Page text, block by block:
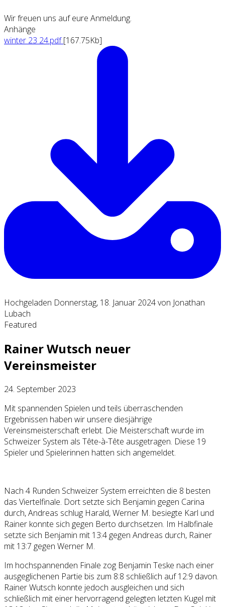
Wir freuen uns auf eure Anmeldung.
Anhänge
winter 23 24.pdf[167.75Kb]
Hochgeladen Donnerstag, 18. Januar 2024 von Jonathan
Lubach
Featured
Rainer Wutsch neuer
Vereinsmeister
24. September 2023
Mit spannenden Spielen und teils überraschenden
Ergebnissen haben wir unsere diesjährige
Vereinsmeisterschaft erlebt. Die Meisterschaft wurde im
Schweizer System als Tête-à-Tête ausgetragen. Diese 19
Spieler und Spielerinnen hatten sich angemeldet.
Nach 4 Runden Schweizer System erreichten die 8 besten
das Viertelfinale. Dort setzte sich Benjamin gegen Carina
durch, Andreas schlug Harald, Werner M. besiegte Karl und
Rainer konnte sich gegen Berto durchsetzen. Im Halbfinale
setzte sich Benjamin mit 13:4 gegen Andreas durch, Rainer
mit 13:7 gegen Werner M.
Im hochspannenden Finale zog Benjamin Teske nach einer
ausgeglichenen Partie bis zum 8:8 schließlich auf 12:9 davon.
Rainer Wutsch konnte jedoch ausgleichen und sich
schließlich mit einer hervorragend gelegten letzten Kugel mit